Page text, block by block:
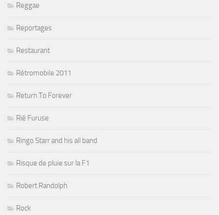
Reggae
Reportages
Restaurant
Rétromobile 2011
Return To Forever
Rié Furuse
Ringo Starr and his all band
Risque de pluie sur la F1
Robert Randolph
Rock